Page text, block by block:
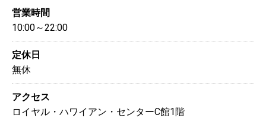
営業時間
10:00～22:00
定休日
無休
アクセス
ロイヤル・ハワイアン・センターC館1階